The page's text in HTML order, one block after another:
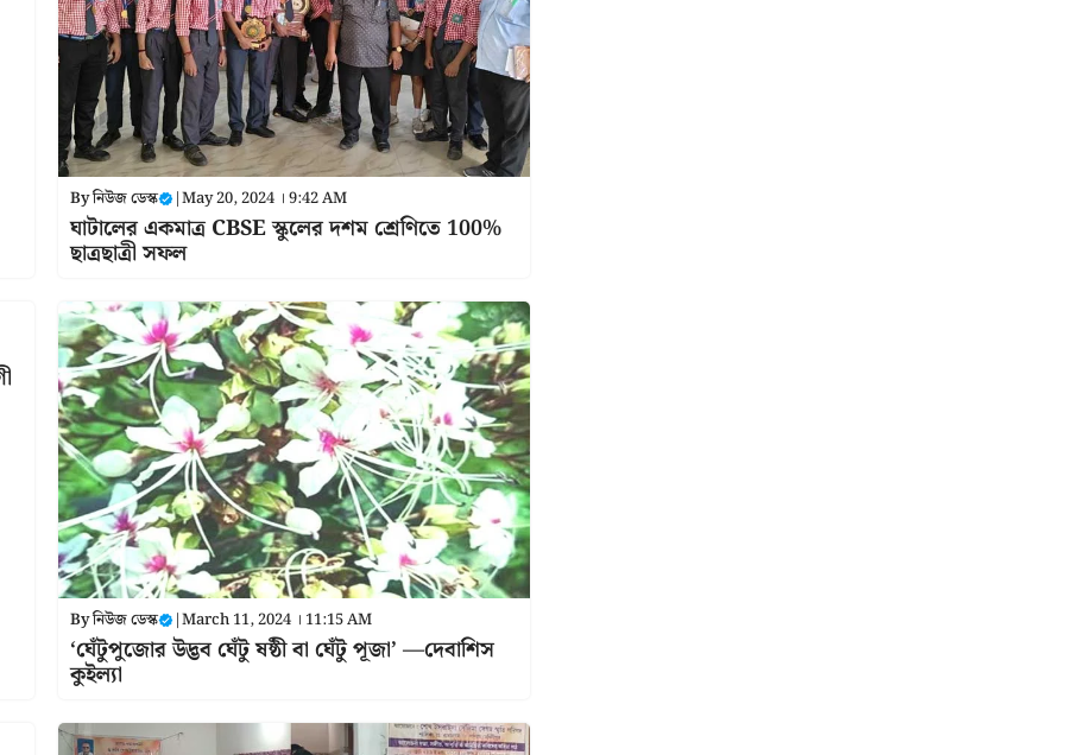
Byনিউজ ডেস্ক |May 20, 2024 । 9:42 AM
ঘাটালের একমাত্র CBSE স্কুলের দশম শ্রেণিতে 100%
ছাত্রছাত্রী সফল
Byনিউজ ডেস্ক |March 11, 2024 । 11:15 AM
‘ঘেঁটুপুজোর উদ্ভব ঘেঁটু ষষ্ঠী বা ঘেঁটু পূজা’ —দেবাশিস
কুইল্যা